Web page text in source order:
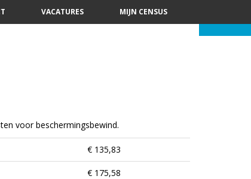
VACATURES MIJN CENSUS
voor beschermingsbewind.
€ 135,83
€ 175,58